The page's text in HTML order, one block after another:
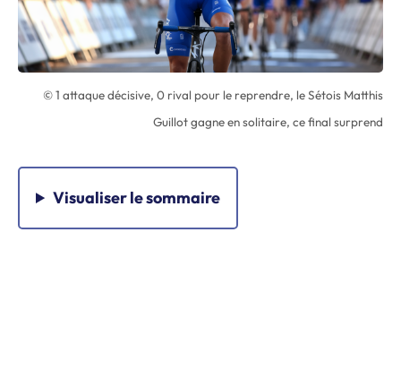
© 1 attaque décisive, 0 rival pour le reprendre, le Sétois Matthis
Guillot gagne en solitaire, ce final surprend
Visualiserle sommaire